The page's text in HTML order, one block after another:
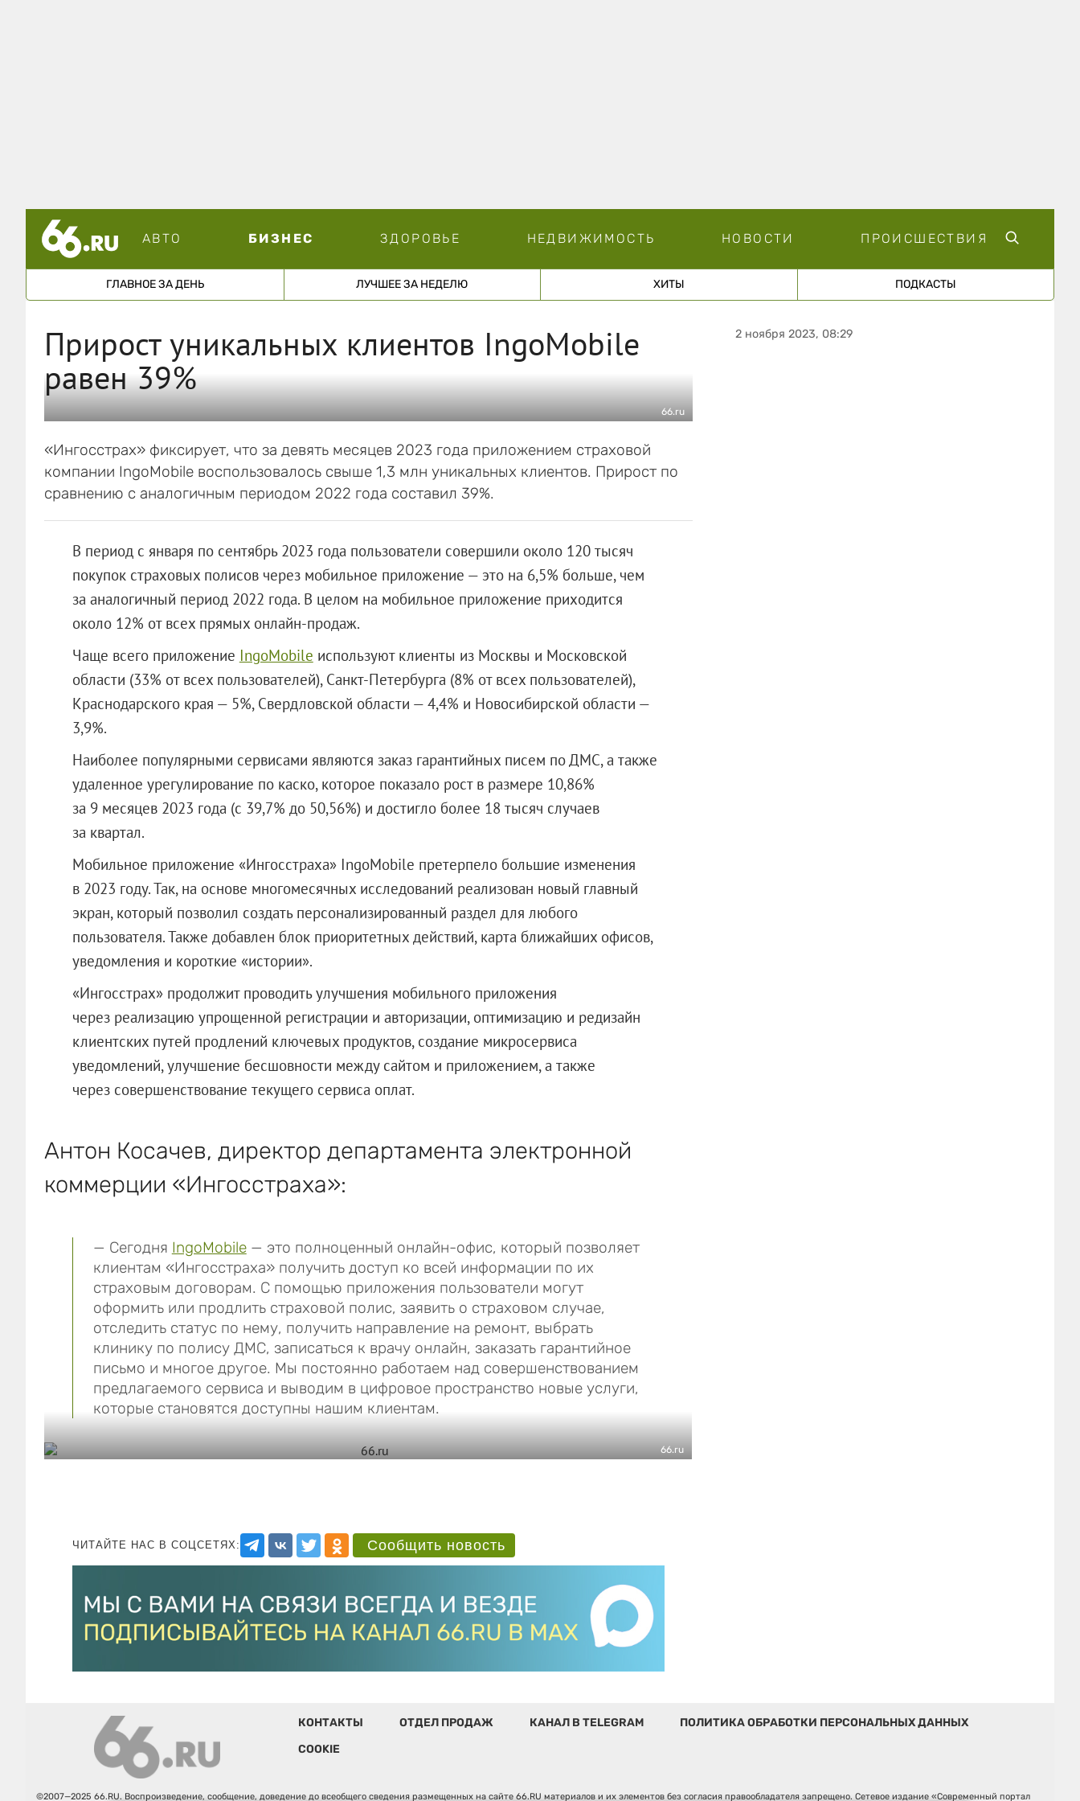
АВТО БИЗНЕС ЗДОРОВЬЕ НЕДВИЖИМОСТЬ НОВОСТИ ПРОИСШЕСТВИЯ
ГЛАВНОЕ ЗА ДЕНЬ ЛУЧШЕЕ ЗА НЕДЕЛЮ ХИТЫ ПОДКАСТЫ
Прирост уникальных клиентов IngoMobile
равен 39%
66.ru
«Ингосстрах» фиксирует, что за девять месяцев 2023 года приложением страховой
компании IngoMobile воспользовалось свыше 1,3 млн уникальных клиентов. Прирост по
сравнению с аналогичным периодом 2022 года составил 39%.
В период с января по сентябрь 2023 года пользователи совершили около 120 тысяч
покупок страховых полисов через мобильное приложение — это на 6,5% больше, чем
за аналогичный период 2022 года. В целом на мобильное приложение приходится
около 12% от всех прямых онлайн-продаж.
Чаще всего приложение IngoMobile используют клиенты из Москвы и Московской
области (33% от всех пользователей), Санкт-Петербурга (8% от всех пользователей),
Краснодарского края — 5%, Свердловской области — 4,4% и Новосибирской области —
3,9%.
Наиболее популярными сервисами являются заказ гарантийных писем по ДМС, а также
удаленное урегулирование по каско, которое показало рост в размере 10,86%
за 9 месяцев 2023 года (с 39,7% до 50,56%) и достигло более 18 тысяч случаев
за квартал.
Мобильное приложение «Ингосстраха» IngoMobile претерпело большие изменения
в 2023 году. Так, на основе многомесячных исследований реализован новый главный
экран, который позволил создать персонализированный раздел для любого
пользователя. Также добавлен блок приоритетных действий, карта ближайших офисов,
уведомления и короткие «истории».
«Ингосстрах» продолжит проводить улучшения мобильного приложения
через реализацию упрощенной регистрации и авторизации, оптимизацию и редизайн
клиентских путей продлений ключевых продуктов, создание микросервиса
уведомлений, улучшение бесшовности между сайтом и приложением, а также
через совершенствование текущего сервиса оплат.
Антон Косачев, директор департамента электронной
коммерции «Ингосстраха»:
— Сегодня IngoMobile— это полноценный онлайн-офис, который позволяет
клиентам «Ингосстраха» получить доступ ко всей информации по их
страховым договорам. С помощью приложения пользователи могут
оформить или продлить страховой полис, заявить о страховом случае,
отследить статус по нему, получить направление на ремонт, выбрать
клинику по полису ДМС, записаться к врачу онлайн, заказать гарантийное
письмо и многое другое. Мы постоянно работаем над совершенствованием
предлагаемого сервиса и выводим в цифровое пространство новые услуги,
которые становятся доступны нашим клиентам.
66.ru
ЧИТАЙТЕ НАС В СОЦСЕТЯХ: Сообщить новость
2 ноября 2023, 08:29
КОНТАКТЫ ОТДЕЛ ПРОДАЖ КАНАЛ В TELEGRAM
ПОЛИТИКА ОБРАБОТКИ ПЕРСОНАЛЬНЫХ ДАННЫХ
COOKIE
©2007—2025 66.RU. Воспроизведение, сообщение, доведение до всеобщего сведения размещенных на сайте 66.RU материалов и их элементов без согласия правообладателя запрещено. Сетевое издание «Современный портал